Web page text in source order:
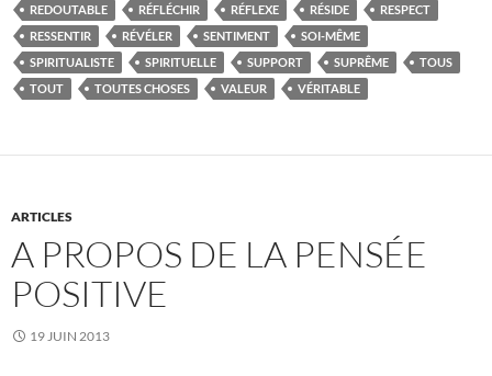
REDOUTABLE
RÉFLÉCHIR RÉFLEXE RÉSIDE
RESPECT
RESSENTIR
RÉVÉLER SENTIMENT
SOI-MÊME
SPIRITUALISTE
SPIRITUELLE SUPPORT SUPRÊME
TOUS
TOUT
TOUTES CHOSES VALEUR VÉRITABLE
ARTICLES
A PROPOS DE LA PENSÉE
POSITIVE
19 JUIN 2013